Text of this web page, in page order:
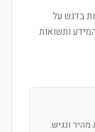
בדגש על
ותשואות
ונגיש.